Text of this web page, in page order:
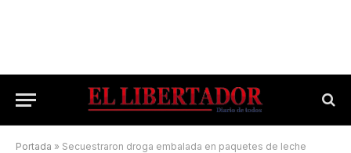
Portada » Secuestraron droga embalada en paquetes de leche